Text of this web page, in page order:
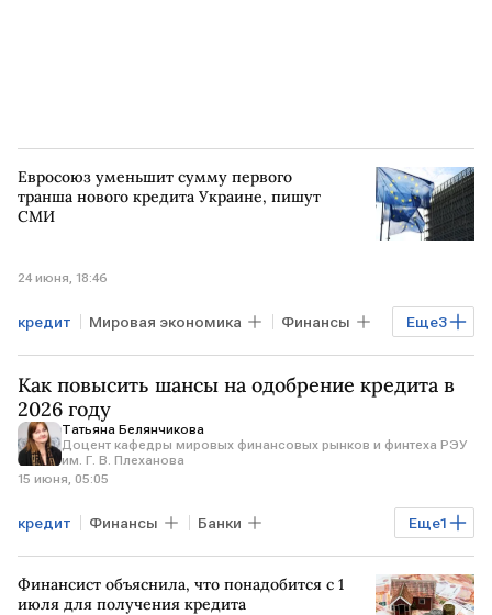
Евросоюз уменьшит сумму первого
транша нового кредита Украине, пишут
СМИ
24 июня, 18:46
Еще3
кредит Мировая экономика Финансы
УКРАИНА Кая Каллас ЕС
Как повысить шансы на одобрение кредита в
2026 году
Татьяна Белянчикова
Доцент кафедры мировых финансовых рынков и финтеха РЭУ
им. Г. В. Плеханова
15 июня, 05:05
Еще1
кредит Финансы Банки
РЭУ им. Г.В.Плеханова
Финансист объяснила, что понадобится с 1
июля для получения кредита